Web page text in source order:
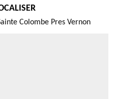
Colombe Pres Vernon